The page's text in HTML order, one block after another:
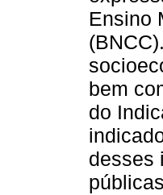
Ensino
bem
do
desses